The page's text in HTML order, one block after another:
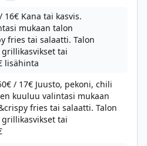
16€ Kana tai kasvis.
mukaan talon
fries tai salaatti. Talon
tai
lisähinta
/ 17€ Juusto, pekoni, chili
kuuluu valintasi mukaan
fries tai salaatti. Talon
tai